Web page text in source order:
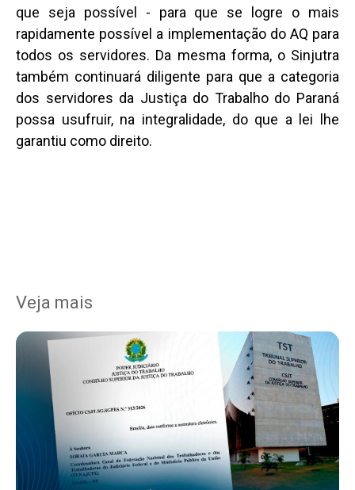
que seja possível - para que se logre o mais
rapidamente possível a implementação do AQ para
todos os servidores. Da mesma forma, o Sinjutra
também continuará diligente para que a categoria
dos servidores da Justiça do Trabalho do Paraná
possa usufruir, na integralidade, do que a lei lhe
garantiu como direito.
Veja mais